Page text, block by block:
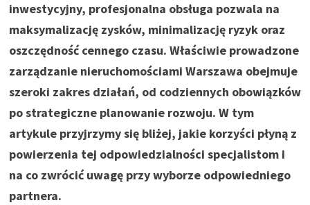
inwestycyjny, profesjonalna obsługa pozwala na
maksymalizację zysków, minimalizację ryzyk oraz
oszczędność cennego czasu. Właściwie prowadzone
zarządzanie nieruchomościami Warszawa obejmuje
szeroki zakres działań, od codziennych obowiązków
po strategiczne planowanie rozwoju. W tym
artykule przyjrzymy się bliżej, jakie korzyści płyną z
powierzenia tej odpowiedzialności specjalistom i
na co zwrócić uwagę przy wyborze odpowiedniego
partnera.